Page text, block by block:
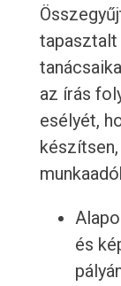
az írás
esélyét,
és